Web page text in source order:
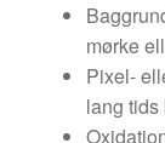
mørke
Pixel-
lang tids